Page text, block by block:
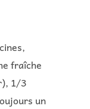
fraîche
1/3
un